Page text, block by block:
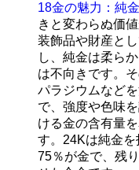
18金の魅力：純
きと変わらぬ価
装飾品や財産と
し、純金は柔ら
は不向きです。
パラジウムなど
で、強度や色味
ける金の含有量
す。24Kは純金
75％が金で、残